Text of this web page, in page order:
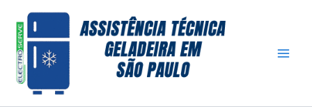
para
conteúdo